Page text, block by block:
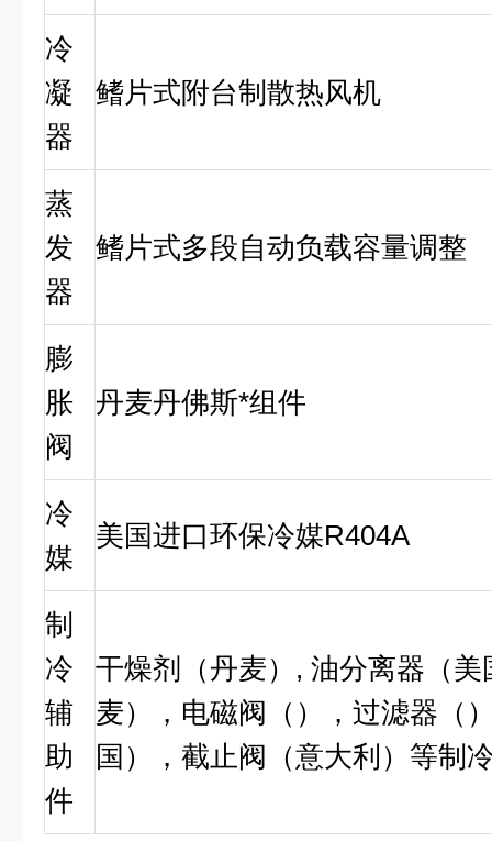
冷
凝
器
鳍片式附台制散热风机
蒸
发
器
鳍片式多段自动负载容量调整
膨
胀
阀
丹麦丹佛斯*组件
冷
媒
美国进口环保冷媒R404A
制
冷
辅
助
件
干燥剂（丹麦）, 油分离器（
麦），电磁阀（），过滤器（
国），截止阀（意大利）等制